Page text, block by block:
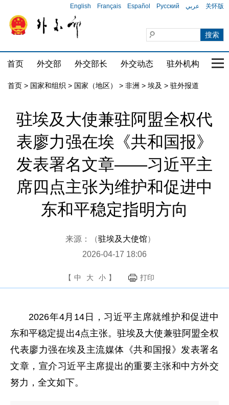
English Français Español Русский عربي 关怀版
首页 外交部 外交部长 外交动态 驻外机构 国
首页 > 国家和组织 > 国家（地区） > 非洲 > 埃及 > 驻外报道
驻埃及大使兼驻阿盟全权代
表廖力强在埃《共和国报》
发表署名文章——习近平主
席四点主张为维护和促进中
东和平稳定指明方向
来源：（驻埃及大使馆）
2026-04-17 18:06
【 中 大 小 】 打印
2026年4月14日，习近平主席就维护和促进中
东和平稳定提出4点主张。驻埃及大使兼驻阿盟全权
代表廖力强在埃及主流媒体《共和国报》发表署名
文章，宣介习近平主席提出的重要主张和中方外交
努力，全文如下。